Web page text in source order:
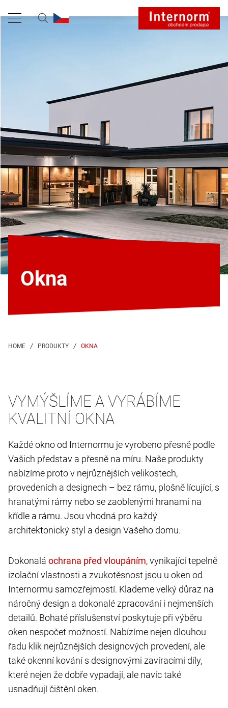
Okna
OKNA
VYMÝŠLÍME A VYRÁBÍME
KVALITNÍ OKNA
Každé okno od Internormu je vyrobeno přesně podle
Vašich představ a přesně na míru. Naše produkty
nabízíme proto v nejrůznějších velikostech,
provedeních a designech – bez rámu, plošně lícující, s
hranatými rámy nebo se zaoblenými hranami na
křídle a rámu. Jsou vhodná pro každý
architektonický styl a design Vašeho domu.
Dokonalá
, vynikající tepelně
izolační vlastnosti a zvukotěsnost jsou u oken od
Internormu samozřejmostí. Klademe velký důraz na
náročný design a dokonalé zpracování i nejmenších
detailů. Bohaté příslušenství poskytuje při výběru
oken nespočet možností. Nabízíme nejen dlouhou
řadu klik nejrůznějších designových provedení, ale
také okenní kování s designovými zavíracími díly,
které nejen že dobře vypadají, ale navíc také
usnadňují čištění oken.